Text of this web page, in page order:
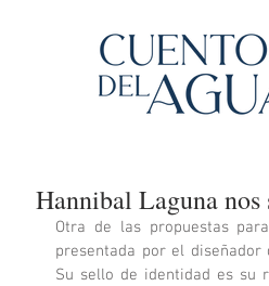
Hannibal Laguna
Otra de las propuestas
presentada por el diseñador
Su sello de identidad es su